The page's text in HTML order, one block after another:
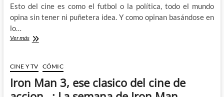
Esto del cine es como el futbol o la política, todo el mundo
opina sin tener ni puñetera idea. Y como opinan basándose en
lo…
Ver másLas
de
2013.
Y
alguna
CINE Y TV CÓMIC
Iron Man 3, ese clasico del cine de